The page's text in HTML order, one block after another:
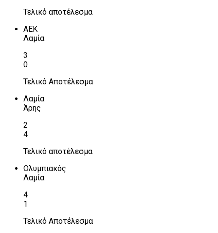
Τελικό αποτέλεσμα
ΑΕΚ
Λαμία
3
0
Τελικό Αποτέλεσμα
Λαμία
Άρης
2
4
Τελικό αποτέλεσμα
Ολυμπιακός
Λαμία
4
1
Τελικό Αποτέλεσμα